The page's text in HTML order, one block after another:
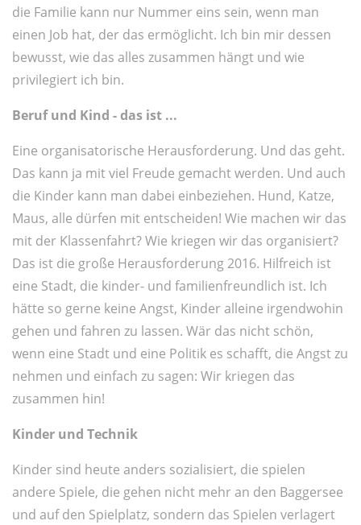
die Familie kann nur Nummer eins sein, wenn man
einen Job hat, der das ermöglicht. Ich bin mir dessen
bewusst, wie das alles zusammen hängt und wie
privilegiert ich bin.
Beruf und Kind - das ist ...
Eine organisatorische Herausforderung. Und das geht.
Das kann ja mit viel Freude gemacht werden. Und auch
die Kinder kann man dabei einbeziehen. Hund, Katze,
Maus, alle dürfen mit entscheiden! Wie machen wir das
mit der Klassenfahrt? Wie kriegen wir das organisiert?
Das ist die große Herausforderung 2016. Hilfreich ist
eine Stadt, die kinder- und familienfreundlich ist. Ich
hätte so gerne keine Angst, Kinder alleine irgendwohin
gehen und fahren zu lassen. Wär das nicht schön,
wenn eine Stadt und eine Politik es schafft, die Angst zu
nehmen und einfach zu sagen: Wir kriegen das
zusammen hin!
Kinder und Technik
Kinder sind heute anders sozialisiert, die spielen
andere Spiele, die gehen nicht mehr an den Baggersee
und auf den Spielplatz, sondern das Spielen verlagert